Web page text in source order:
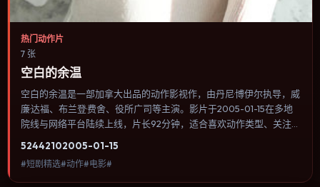
热门动作片
7 张
空白的余温
空白的余温是一部加拿大出品的动作影视作，由丹尼·博伊尔执导，威
廉·达福、布兰登·费舍、役所广司等主演。影片于2005-01-15在多地
院线与网络平台陆续上线，片长92分钟，适合喜欢动作类型、关注人
视听语言统一，可作为休闲观影或类型片补片的选择。
52442102005-01-15
#短剧精选#动作#电影#